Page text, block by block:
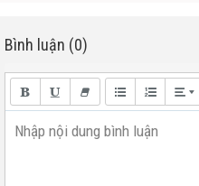
Bình luận (0)
Nhập nội dung bình luận